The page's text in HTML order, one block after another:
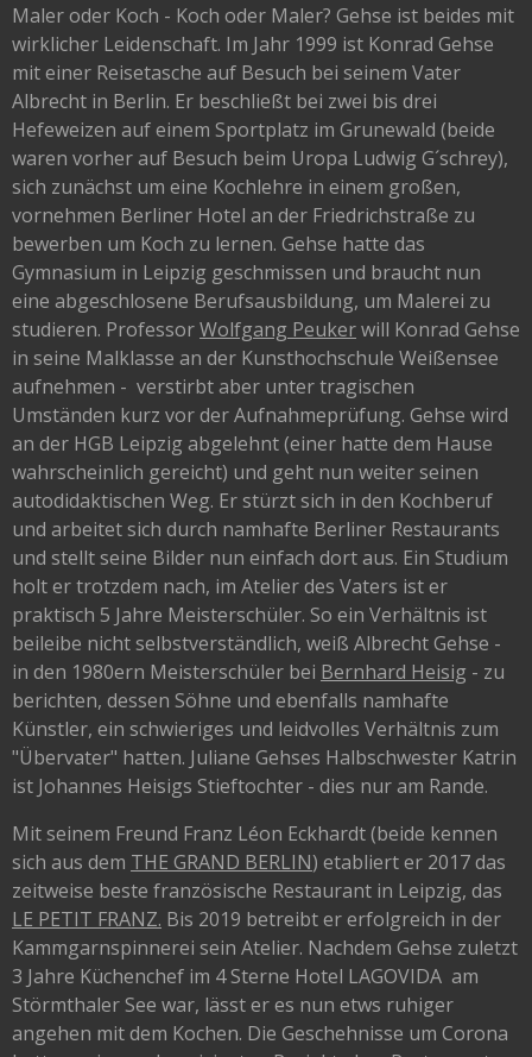
Maler oder Koch - Koch oder Maler? Gehse ist beides mit
wirklicher Leidenschaft. Im Jahr 1999 ist Konrad Gehse
mit einer Reisetasche auf Besuch bei seinem Vater
Albrecht in Berlin. Er beschließt bei zwei bis drei
Hefeweizen auf einem Sportplatz im Grunewald (beide
waren vorher auf Besuch beim Uropa Ludwig G´schrey),
sich zunächst um eine Kochlehre in einem großen,
vornehmen Berliner Hotel an der Friedrichstraße zu
bewerben um Koch zu lernen. Gehse hatte das
Gymnasium in Leipzig geschmissen und braucht nun
eine abgeschlosene Berufsausbildung, um Malerei zu
studieren. ProfessorWolfgang Peukerwill Konrad Gehse
in seine Malklasse an der Kunsthochschule Weißensee
aufnehmen - verstirbt aber unter tragischen
Umständen kurz vor der Aufnahmeprüfung. Gehse wird
an der HGB Leipzig abgelehnt (einer hatte dem Hause
wahrscheinlich gereicht) und geht nun weiter seinen
autodidaktischen Weg. Er stürzt sich in den Kochberuf
und arbeitet sich durch namhafte Berliner Restaurants
und stellt seine Bilder nun einfach dort aus. Ein Studium
holt er trotzdem nach, im Atelier des Vaters ist er
praktisch 5 Jahre Meisterschüler. So ein Verhältnis ist
beileibe nicht selbstverständlich, weiß Albrecht Gehse -
in den 1980ern Meisterschüler bei Bernhard Heisig - zu
berichten, dessen Söhne und ebenfalls namhafte
Künstler, ein schwieriges und leidvolles Verhältnis zum
"Übervater" hatten. Juliane Gehses Halbschwester Katrin
ist Johannes Heisigs Stieftochter - dies nur am Rande.
Mit seinem Freund Franz Léon Eckhardt (beide kennen
sich aus dem THE GRAND BERLIN) etabliert er 2017 das
zeitweise beste französische Restaurant in Leipzig, das
LE PETIT FRANZ. Bis 2019 betreibt er erfolgreich in der
Kammgarnspinnerei sein Atelier. Nachdem Gehse zuletzt
3 Jahre Küchenchef im 4 Sterne Hotel LAGOVIDA am
Störmthaler See war, lässt er es nun etws ruhiger
angehen mit dem Kochen. Die Geschehnisse um Corona